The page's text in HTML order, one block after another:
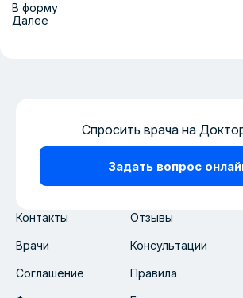
В форму
Далее
Контакты Отзывы
Врачи Консультации
Соглашение Правила
Спросить врача на
Задать вопрос